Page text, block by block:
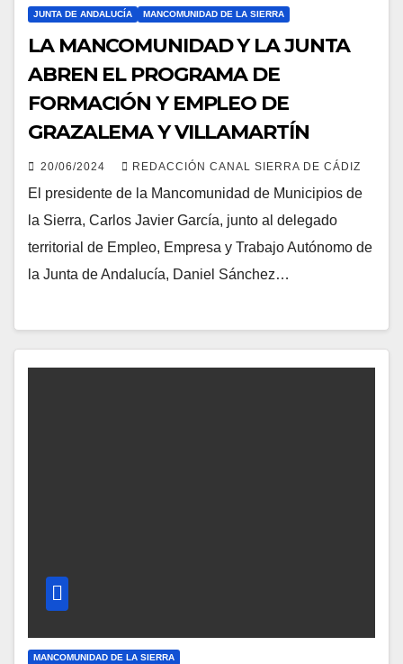
JUNTA DE ANDALUCÍA MANCOMUNIDAD DE LA SIERRA
LA MANCOMUNIDAD Y LA JUNTA
ABREN EL PROGRAMA DE
FORMACIÓN Y EMPLEO DE
GRAZALEMA Y VILLAMARTÍN
20/06/2024 REDACCIÓN CANAL SIERRA DE CÁDIZ
El presidente de la Mancomunidad de Municipios de
la Sierra, Carlos Javier García, junto al delegado
territorial de Empleo, Empresa y Trabajo Autónomo de
la Junta de Andalucía, Daniel Sánchez…
MANCOMUNIDAD DE LA SIERRA